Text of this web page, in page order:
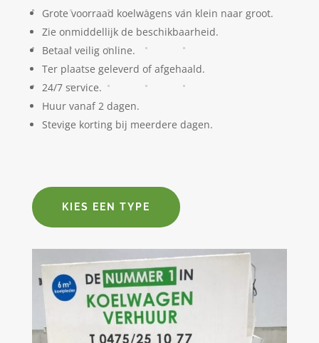
Grote voorraad koelwagens van klein naar groot.
Zie onmiddellijk de beschikbaarheid.
Betaal veilig online.
Ter plaatse geleverd of afgehaald.
24/7 service.
Huur vanaf 2 dagen.
Stevige korting bij meerdere dagen.
KIES EEN TYPE